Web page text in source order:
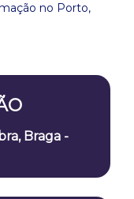
no Porto,
Braga -